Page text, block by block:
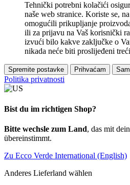
Tehnički potrebni kolačići
naše web stranice. Koriste se,
omogućili prikupljanje
ili za prijavu na Vaš korisnički
izvući bilo kakve zaključke o
nikada neće biti proslijeđeni
Spremite postavke Prihvaćam
Politika privatnosti
Bist du im richtigen Shop?
Bitte wechsle zum Land, das mit
übereinstimmt.
Zu Ecco Verde International (English)
Anderes Lieferland wählen